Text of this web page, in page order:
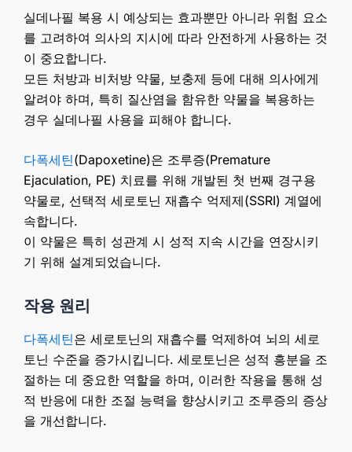
실데나필 복용 시 예상되는 효과뿐만 아니라 위험 요소
를 고려하여 의사의 지시에 따라 안전하게 사용하는 것
이 중요합니다.
모든 처방과 비처방 약물, 보충제 등에 대해 의사에게
알려야 하며, 특히 질산염을 함유한 약물을 복용하는
경우 실데나필 사용을 피해야 합니다.
다폭세틴(Dapoxetine)은 조루증(Premature
Ejaculation, PE) 치료를 위해 개발된 첫 번째 경구용
약물로, 선택적 세로토닌 재흡수 억제제(SSRI) 계열에
속합니다.
이 약물은 특히 성관계 시 성적 지속 시간을 연장시키
기 위해 설계되었습니다.
작용 원리
다폭세틴은 세로토닌의 재흡수를 억제하여 뇌의 세로
토닌 수준을 증가시킵니다. 세로토닌은 성적 흥분을 조
절하는 데 중요한 역할을 하며, 이러한 작용을 통해 성
적 반응에 대한 조절 능력을 향상시키고 조루증의 증상
을 개선합니다.